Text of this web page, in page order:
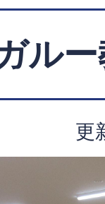
ル
更